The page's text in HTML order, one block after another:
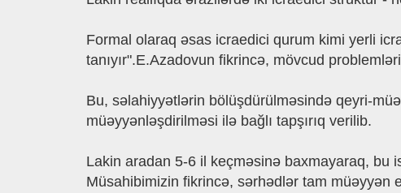
Formal olaraq əsas icraedici qurum kimi yerli
tanıyır".E.Azadovun fikrincə, mövcud
Bu, səlahiyyətlərin bölüşdürülməsində qeyri-
müəyyənləşdirilməsi ilə bağlı tapşırıq verilib.
Lakin aradan 5-6 il keçməsinə baxmayaraq, bu
Müsahibimizin fikrincə, sərhədlər tam müəyyən